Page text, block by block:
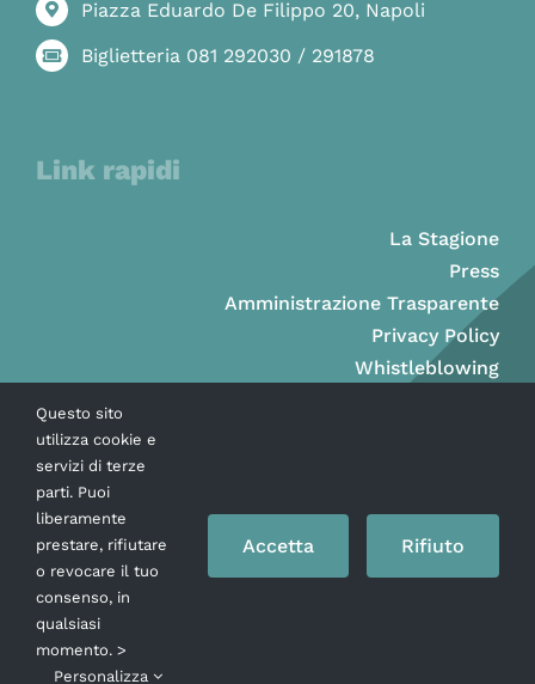
Piazza Eduardo De Filippo 20, Napoli
Biglietteria 081 292030 / 291878
Link rapidi
La Stagione
Press
Amministrazione Trasparente
Privacy Policy
Whistleblowing
Copyright © Ass. Teatro Stabile della Città di Napoli 2026
Questo sito
utilizza cookie e
servizi di terze
parti. Puoi
liberamente
prestare, rifiutare
o revocare il tuo
consenso, in
qualsiasi
momento. >
Personalizza
Accetta Rifiuto